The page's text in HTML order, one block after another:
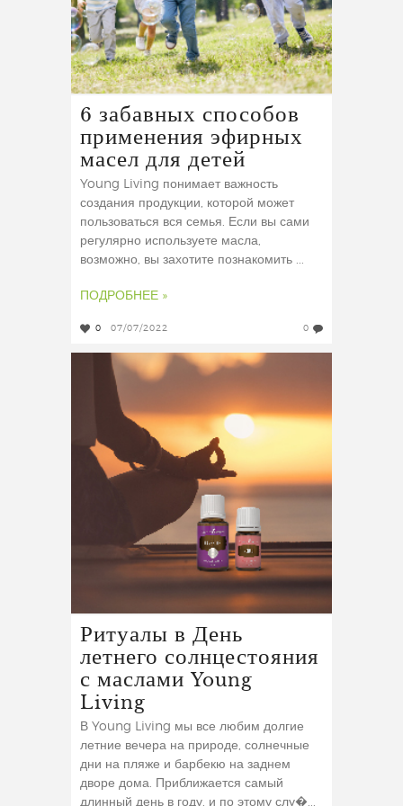
6 забавных способов
применения эфирных
масел для детей
Young Living понимает важность
создания продукции, которой может
пользоваться вся семья. Если вы сами
регулярно используете масла,
возможно, вы захотите познакомить ...
ПОДРОБНЕЕ »
0 07/07/2022 0
Ритуалы в День
летнего солнцестояния
с маслами Young
Living
В Young Living мы все любим долгие
летние вечера на природе, солнечные
дни на пляже и барбекю на заднем
дворе дома. Приближается самый
длинный день в году, и по этому слу�...